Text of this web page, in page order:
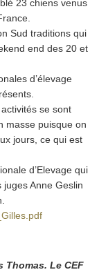
23 chiens venus
Sud traditions qui
end des 20 et
d’élevage
se sont
masse puisque on
jours, ce qui est
d’Elevage qui
juges Anne Geslin
Thomas. Le CEF